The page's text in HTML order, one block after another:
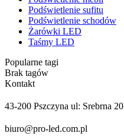
Podświetlenie sufitu
Podświetlenie schodów
Żarówki LED
Taśmy LED
Popularne tagi
Brak tagów
Kontakt
43-200 Pszczyna ul: Srebrna 20
biuro@pro-led.com.pl